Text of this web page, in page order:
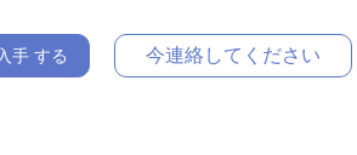
手 する 今連絡してください